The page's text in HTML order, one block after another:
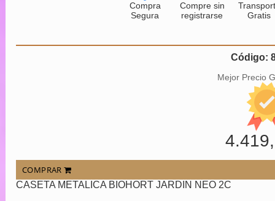
Compra
Segura
Compre sin
registrarse
Gratis
Código:
Mejor Precio
COMPRAR
CASETA METALICA BIOHORT JARDIN NEO 2C